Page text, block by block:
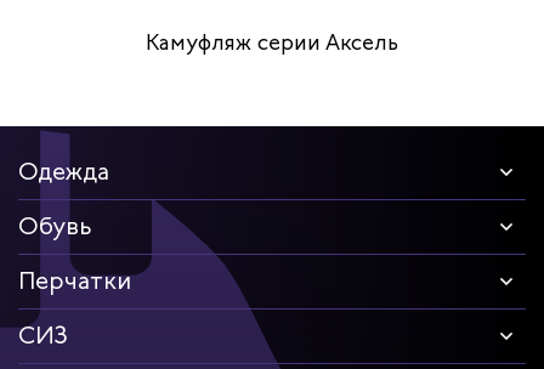
Камуфляж серии Аксель
Одежда
Обувь
Перчатки
СИЗ